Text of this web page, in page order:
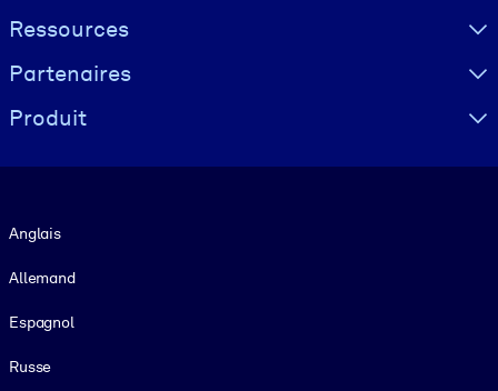
Ressources
Partenaires
Produit
Anglais
Allemand
Espagnol
Russe